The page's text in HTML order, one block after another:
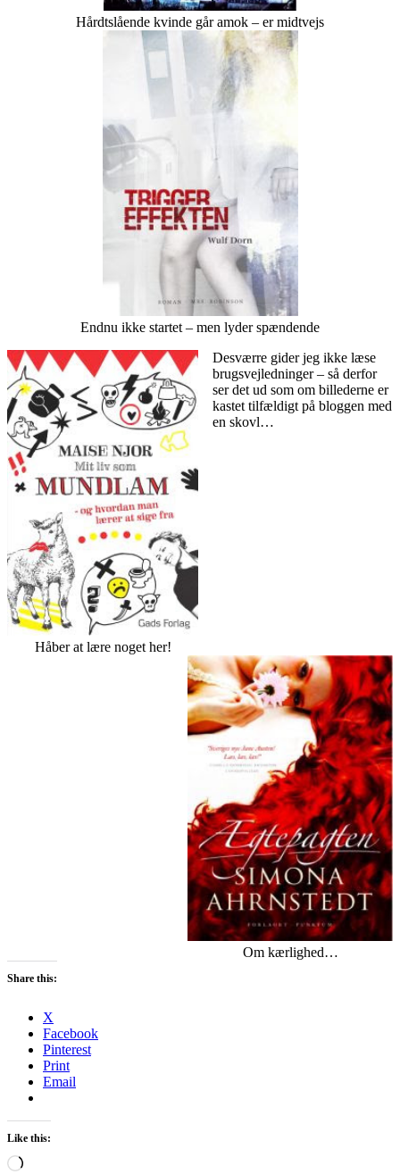
Hårdtslående kvinde går amok – er midtvejs
Endnu ikke startet – men lyder spændende
Håber at lære noget her!
Om kærlighed…
Desværre gider jeg ikke læse
brugsvejledninger – så derfor
ser det ud som om billederne er
kastet tilfældigt på bloggen med
en skovl…
Share this:
X
Facebook
Pinterest
Print
Email
Like this:
Loading…